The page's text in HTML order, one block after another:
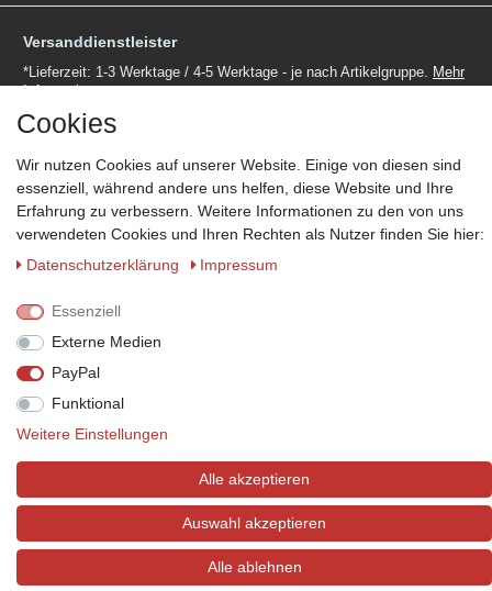
Versanddienstleister
*Lieferzeit: 1-3 Werktage / 4-5 Werktage - je nach Artikelgruppe. Mehr
Informationen
Zahlungsmöglichkeiten
Wir behalten uns das Recht vor im Einzelfall bestimmte
Zahlungsarten auszuschließen.
siehe Artikeldetails.
Cookies
Wir nutzen Cookies auf unserer Website. Einige von diesen sind
essenziell, während andere uns helfen, diese Website und Ihre
Erfahrung zu verbessern. Weitere Informationen zu den von uns
verwendeten Cookies und Ihren Rechten als Nutzer finden Sie hier:
Daten­schutz­erklärung
Impressum
Essenziell
Externe Medien
PayPal
Funktional
Weitere Einstellungen
Alle akzeptieren
Auswahl akzeptieren
Alle ablehnen